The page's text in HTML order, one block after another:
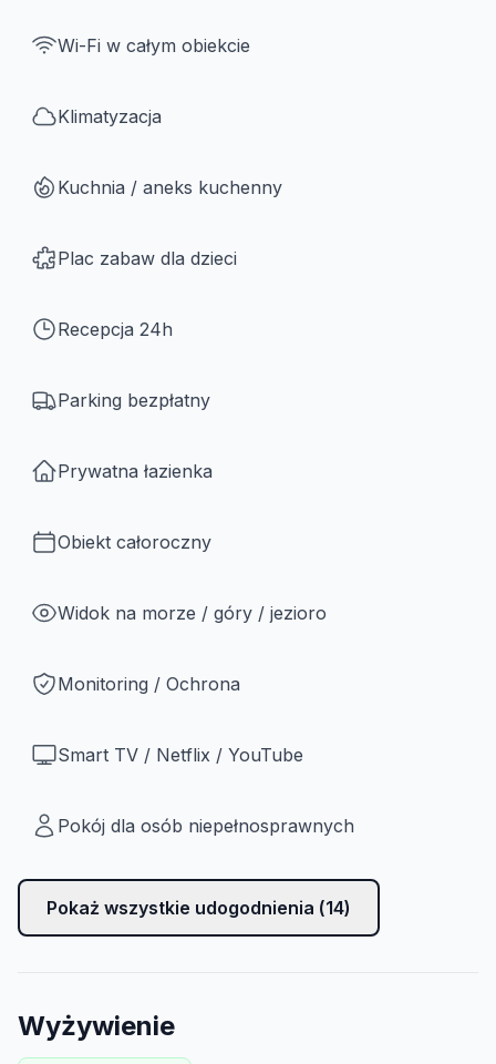
Wi-Fi w całym obiekcie
Klimatyzacja
Kuchnia / aneks kuchenny
Plac zabaw dla dzieci
Recepcja 24h
Parking bezpłatny
Prywatna łazienka
Obiekt całoroczny
Widok na morze / góry / jezioro
Monitoring / Ochrona
Smart TV / Netflix / YouTube
Pokój dla osób niepełnosprawnych
Pokaż wszystkie udogodnienia (14)
Wyżywienie